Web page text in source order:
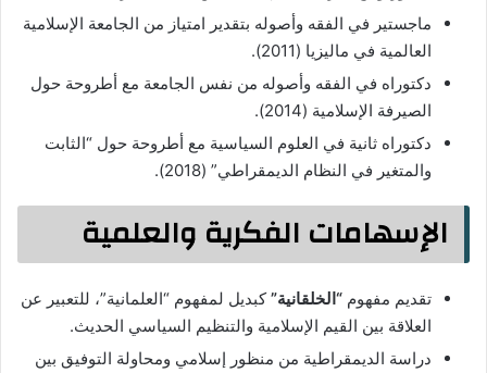
ماجستير في الفقه وأصوله بتقدير امتياز من الجامعة الإسلامية
العالمية في ماليزيا (2011).
دكتوراه في الفقه وأصوله من نفس الجامعة مع أطروحة حول
الصيرفة الإسلامية (2014).
دكتوراه ثانية في العلوم السياسية مع أطروحة حول “الثابت
والمتغير في النظام الديمقراطي” (2018).
الإسهامات الفكرية والعلمية
تقديم مفهوم “الخلقانية”كبديل لمفهوم “العلمانية”، للتعبير عن
العلاقة بين القيم الإسلامية والتنظيم السياسي الحديث.
دراسة الديمقراطية من منظور إسلامي ومحاولة التوفيق بين